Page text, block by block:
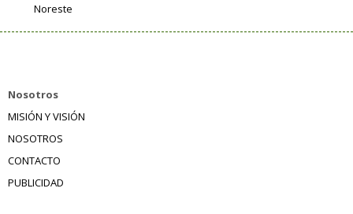
Noreste
Nosotros
MISIÓN Y VISIÓN
NOSOTROS
CONTACTO
PUBLICIDAD